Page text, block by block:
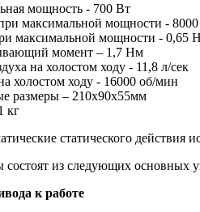
мощность - 700 Вт
максимальной мощности -
максимальной мощности - 0,65
момент – 1,7 Нм
на холостом ходу - 11,8 л/сек
холостом ходу - 16000 об/мин
размеры – 210х90х55мм
кг
статического действия
из следующих основных
к работе